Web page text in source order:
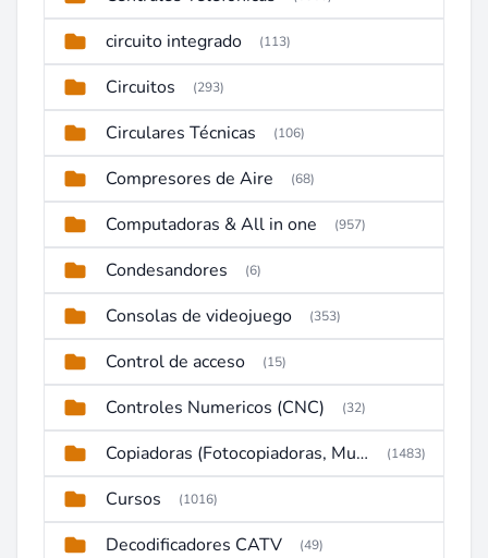
circuito integrado (113)
Circuitos (293)
Circulares Técnicas (106)
Compresores de Aire (68)
Computadoras & All in one (957)
Condesandores (6)
Consolas de videojuego (353)
Control de acceso (15)
Controles Numericos (CNC) (32)
Copiadoras (Fotocopiadoras, Multifunctions, Ploter, etc) (1483)
Cursos (1016)
Decodificadores CATV (49)